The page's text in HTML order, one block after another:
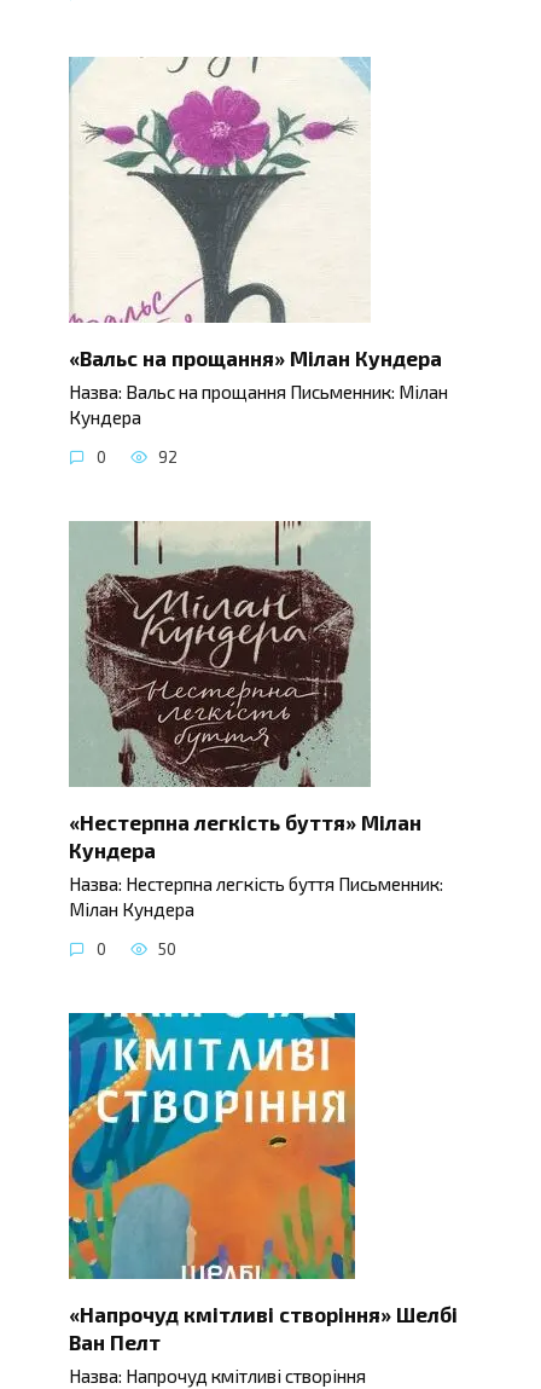
«Вальс на прощання» Мілан Кундера
Назва: Вальс на прощання Письменник: Мілан
Кундера
0 92
«Нестерпна легкість буття» Мілан
Кундера
Назва: Нестерпна легкість буття Письменник:
Мілан Кундера
0 50
«Напрочуд кмітливі створіння» Шелбі
Ван Пелт
Назва: Напрочуд кмітливі створіння